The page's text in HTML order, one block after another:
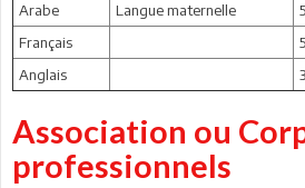
Arabe
Langue maternelle 5
Français
5
Anglais
3
Association ou
professionnels